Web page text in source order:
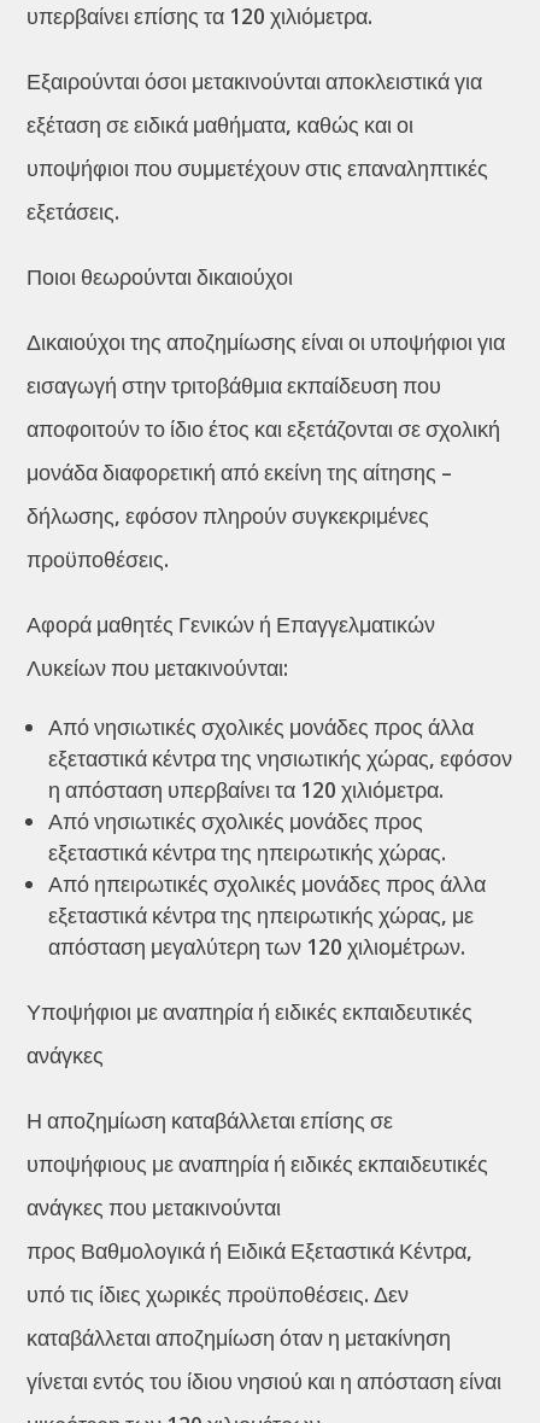
υπερβαίνει επίσης τα 120 χιλιόμετρα.
Εξαιρούνται όσοι μετακινούνται αποκλειστικά για
εξέταση σε ειδικά μαθήματα, καθώς και οι
υποψήφιοι που συμμετέχουν στις επαναληπτικές
εξετάσεις.
Ποιοι θεωρούνται δικαιούχοι
Δικαιούχοι της αποζημίωσης είναι οι υποψήφιοι για
εισαγωγή στην τριτοβάθμια εκπαίδευση που
αποφοιτούν το ίδιο έτος και εξετάζονται σε σχολική
μονάδα διαφορετική από εκείνη της αίτησης –
δήλωσης, εφόσον πληρούν συγκεκριμένες
προϋποθέσεις.
Αφορά μαθητές Γενικών ή Επαγγελματικών
Λυκείων που μετακινούνται:
Από νησιωτικές σχολικές μονάδες προς άλλα
εξεταστικά κέντρα της νησιωτικής χώρας, εφόσον
η απόσταση υπερβαίνει τα 120 χιλιόμετρα.
Από νησιωτικές σχολικές μονάδες προς
εξεταστικά κέντρα της ηπειρωτικής χώρας.
Από ηπειρωτικές σχολικές μονάδες προς άλλα
εξεταστικά κέντρα της ηπειρωτικής χώρας, με
απόσταση μεγαλύτερη των 120 χιλιομέτρων.
Υποψήφιοι με αναπηρία ή ειδικές εκπαιδευτικές
ανάγκες
Η αποζημίωση καταβάλλεται επίσης σε
υποψήφιους με αναπηρία ή ειδικές εκπαιδευτικές
ανάγκες που μετακινούνται
προς Βαθμολογικά ή Ειδικά Εξεταστικά Κέντρα,
υπό τις ίδιες χωρικές προϋποθέσεις. Δεν
καταβάλλεται αποζημίωση όταν η μετακίνηση
γίνεται εντός του ίδιου νησιού και η απόσταση είναι